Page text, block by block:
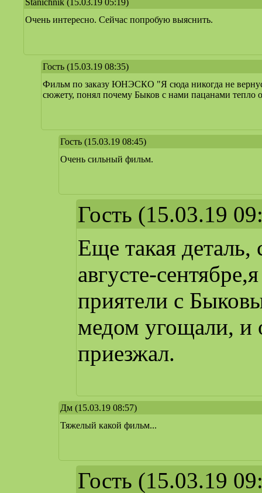
Очень интересно. Сейчас попробую выяснить.
Гость (15.03.19 08:35)
Фильм по заказу ЮНЭСКО "Я сюда никогда не
сюжету, понял почему Быков с нами пацанами тепло
Гость (15.03.19 08:45)
Очень сильный фильм.
Гость (15.03.19
Еще такая
августе-
приятели с
медом угощали, и
приезжал.
Дм (15.03.19 08:57)
Тяжелый какой фильм...
Гость (15.03.19